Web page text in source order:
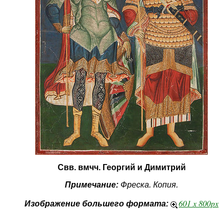
Свв. вмчч. Георгий и Димитрий
Примечание: Фреска. Копия.
Изображение большего формата: 601 x 800px